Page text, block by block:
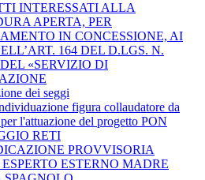
INTERESSATI ALLA
APERTA, PER
IN CONCESSIONE, AI
164 DEL D.LGS. N.
DEL «SERVIZIO DI
dei seggi
figura collaudatore da
l'attuazione del progetto PON
RETI
PROVVISORIA
ESTERNO MADRE